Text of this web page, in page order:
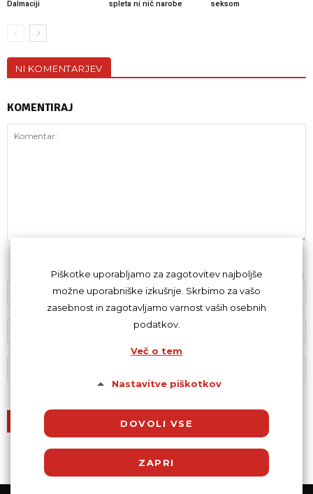
Dalmaciji
spleta ni nič narobe
seksom
NI KOMENTARJEV
KOMENTIRAJ
Z oddajo komentarja se strinjaš skodeksom komentiranja
Piškotke uporabljamo za zagotovitev najboljše
možne uporabniške izkušnje. Skrbimo za vašo
zasebnost in zagotavljamo varnost vaših osebnih
podatkov.
Več o tem
Nastavitve piškotkov
DOVOLI VSE
ZAPRI